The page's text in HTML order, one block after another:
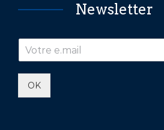
Newsletter
OK